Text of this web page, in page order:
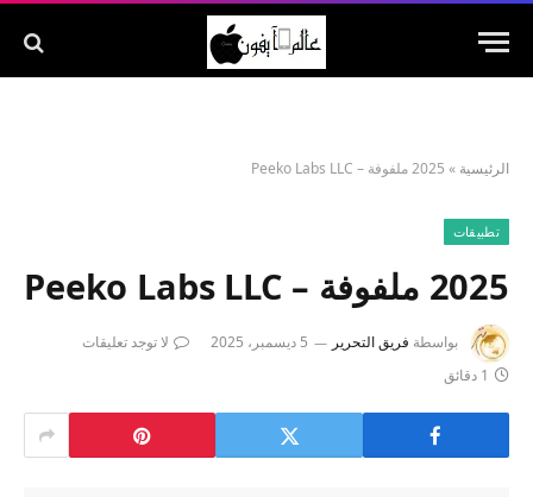
الرئيسية » 2025 ملفوفة – Peeko Labs LLC
تطبيقات
2025 ملفوفة – Peeko Labs LLC
بواسطة فريق التحرير 5 ديسمبر، 2025
لا توجد تعليقات
1 دقائق